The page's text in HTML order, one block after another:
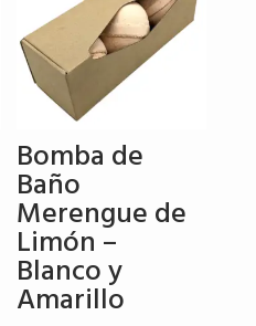
Bomba de
Baño
Merengue de
Limón –
Blanco y
Amarillo